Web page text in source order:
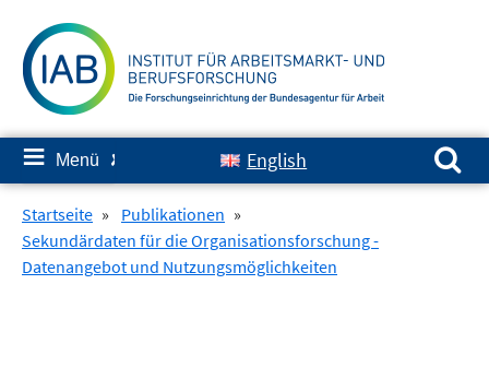
zum
Inhalt
≡ Menü ✘ English
Suchen nach:
Startseite » Publikationen »
Sekundärdaten für die Organisationsforschung -
Datenangebot und Nutzungsmöglichkeiten